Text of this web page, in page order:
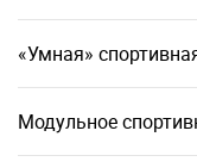
«Умная»
Модульное